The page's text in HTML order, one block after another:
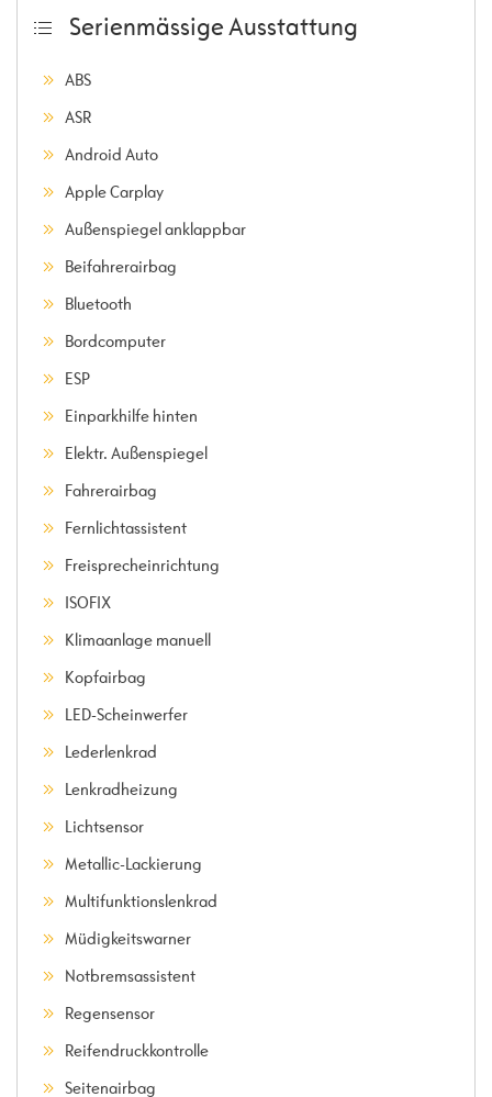
Serienmässige Ausstattung
ABS
ASR
Android Auto
Apple Carplay
Außenspiegel anklappbar
Beifahrerairbag
Bluetooth
Bordcomputer
ESP
Einparkhilfe hinten
Elektr. Außenspiegel
Fahrerairbag
Fernlichtassistent
Freisprecheinrichtung
ISOFIX
Klimaanlage manuell
Kopfairbag
LED-Scheinwerfer
Lederlenkrad
Lenkradheizung
Lichtsensor
Metallic-Lackierung
Multifunktionslenkrad
Müdigkeitswarner
Notbremsassistent
Regensensor
Reifendruckkontrolle
Seitenairbag